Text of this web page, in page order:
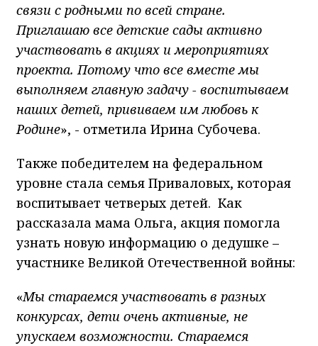
связи с родными по всей стране.
Приглашаю все детские сады активно
участвовать в акциях и мероприятиях
проекта. Потому что все вместе мы
выполняем главную задачу - воспитываем
наших детей, прививаем им любовь к
Родине», - отметила Ирина Субочева.
Также победителем на федеральном
уровне стала семья Приваловых, которая
воспитывает четверых детей. Как
рассказала мама Ольга, акция помогла
узнать новую информацию о дедушке –
участнике Великой Отечественной войны:
«Мы стараемся участвовать в разных
конкурсах, дети очень активные, не
упускаем возможности. Стараемся